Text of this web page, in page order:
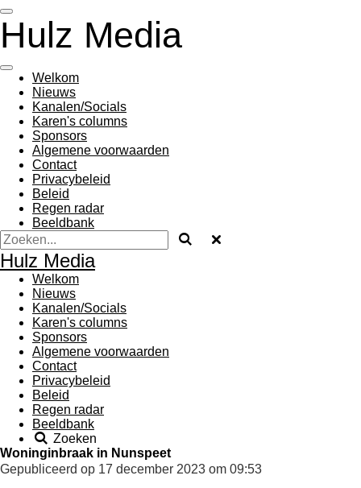
Ga
direct
naar
hoofdinhoud
Hulz Media
Welkom
Nieuws
Kanalen/Socials
Karen's columns
Sponsors
Algemene voorwaarden
Contact
Privacybeleid
Beleid
Regen radar
Beeldbank
Hulz Media
Welkom
Nieuws
Kanalen/Socials
Karen's columns
Sponsors
Algemene voorwaarden
Contact
Privacybeleid
Beleid
Regen radar
Beeldbank
Zoeken
Woninginbraak in Nunspeet
Gepubliceerd op 17 december 2023 om 09:53